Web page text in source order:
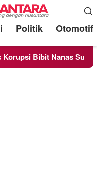
Politik Otomotif
Bibit Nanas Sulsel Rp